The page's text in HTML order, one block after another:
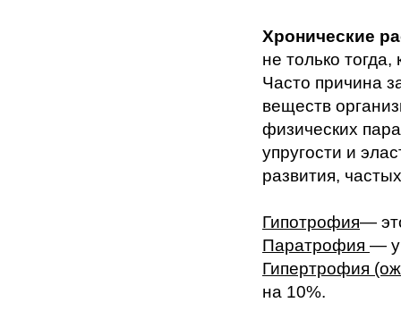
Хронические
не только
Часто причина
веществ
физических
упругости и
развития,
Гипотрофия—
Паратрофия —
Гипертрофия
на 10%.